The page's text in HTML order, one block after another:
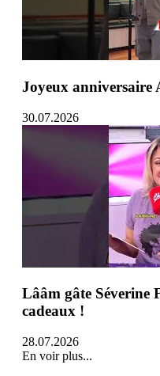
Joyeux anniversaire
30.07.2026
Lââm gâte Séverine
cadeaux !
28.07.2026
En voir plus...